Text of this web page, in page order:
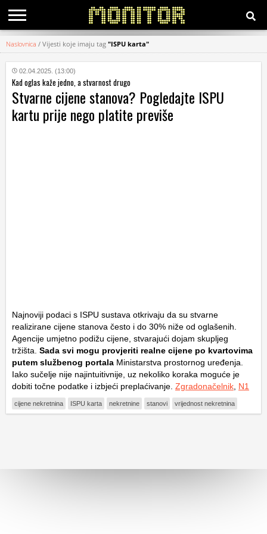
KATEGORIJE
HRVATSKI
WEB
Naslovnica / Vijesti koje imaju tag "ISPU karta"
02.04.2025. (13:00)
Kad oglas kaže jedno, a stvarnost drugo
Stvarne cijene stanova? Pogledajte ISPU
kartu prije nego platite previše
Najnoviji podaci s ISPU sustava otkrivaju da su stvarne
realizirane cijene stanova često i do 30% niže od oglašenih.
Agencije umjetno podižu cijene, stvarajući dojam skupljeg
tržišta. Sada svi mogu provjeriti realne cijene po kvartovima
putem službenog portala Ministarstva prostornog uređenja.
Iako sučelje nije najintuitivnije, uz nekoliko koraka moguće je
dobiti točne podatke i izbjeći preplaćivanje. Zgradonačelnik N1
cijene nekretnina ISPU karta nekretnine stanovi vrijednost nekretnina